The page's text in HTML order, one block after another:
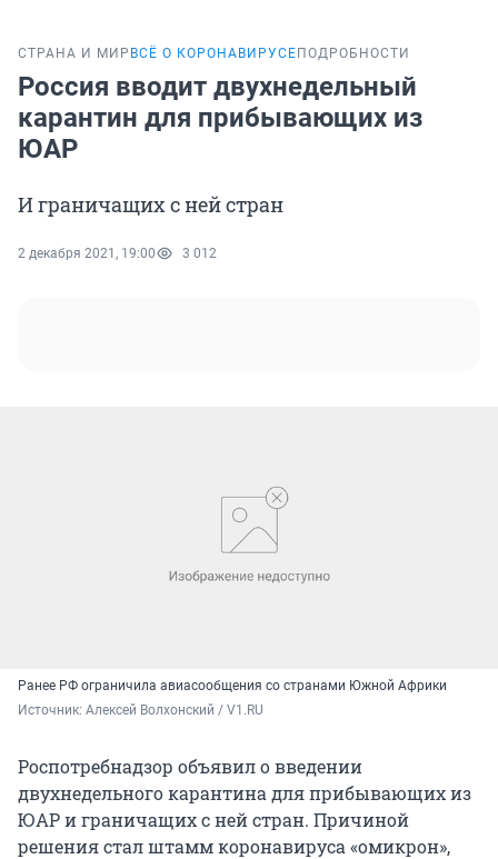
СТРАНА И МИР ВСЁ О КОРОНАВИРУСЕ ПОДРОБНОСТИ
Россия вводит двухнедельный
карантин для прибывающих из
ЮАР
И граничащих с ней стран
2 декабря 2021, 19:00 3 012
Ранее РФ ограничила авиасообщения со странами Южной Африки
Источник: Алексей Волхонский / V1.RU
Роспотребнадзор объявил о введении
двухнедельного карантина для прибывающих из
ЮАР и граничащих с ней стран. Причиной
решения стал штамм коронавируса «омикрон»,